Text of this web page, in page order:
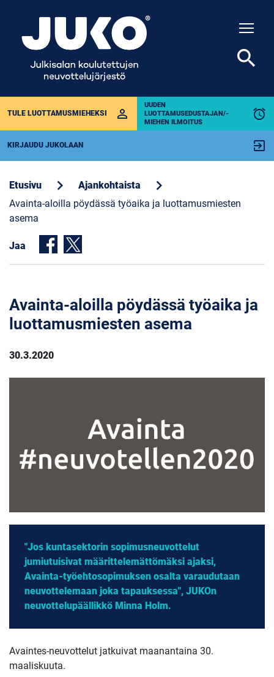
TULE LUOTTAMUSMIEHEKSI perm_identity
UUDEN
LUOTTAMUSEDUSTAJAN/-
MIEHEN ILMOITUS
alarm
KIRJAUDU JUKOLAAN exit_to_app
search
Etusivu chevron_right Ajankohtaista chevron_right
Avainta-aloilla pöydässä työaika ja luottamusmiesten
asema
Jaa
Avainta-aloilla pöydässä työaika ja
luottamusmiesten asema
30.3.2020
"Jos kuntasektorin sopimusneuvottelut
jumiutuisivat määrittelemättömäksi ajaksi,
Avainta-työehtosopimuksen osalta varaudutaan
neuvottelemaan joka tapauksessa", JUKOn
neuvottelupäällikkö Minna Holm.
Avaintes-neuvottelut jatkuivat maanantaina 30.
maaliskuuta.